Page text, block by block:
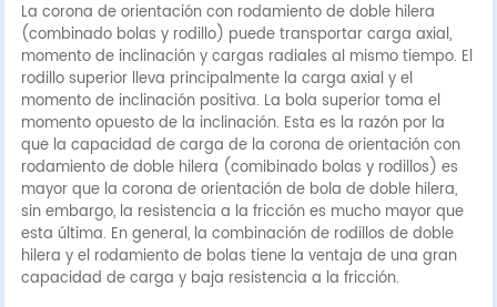
La corona de orientación con rodamiento de doble hilera
(combinado bolas y rodillo) puede transportar carga axial,
momento de inclinación y cargas radiales al mismo tiempo. El
rodillo superior lleva principalmente la carga axial y el
momento de inclinación positiva. La bola superior toma el
momento opuesto de la inclinación. Esta es la razón por la
que la capacidad de carga de la corona de orientación con
rodamiento de doble hilera (comibinado bolas y rodillos) es
mayor que la corona de orientación de bola de doble hilera,
sin embargo, la resistencia a la fricción es mucho mayor que
esta última. En general, la combinación de rodillos de doble
hilera y el rodamiento de bolas tiene la ventaja de una gran
capacidad de carga y baja resistencia a la fricción.